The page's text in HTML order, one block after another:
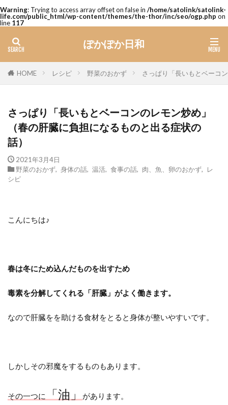
Warning: Trying to access array offset on false in /home/satolink/satolink-
life.com/public_html/wp-content/themes/the-thor/inc/seo/ogp.php on
line 117
ぽかぽか日和
HOME レシピ 野菜のおかず さっぱり「長いもとベーコ
さっぱり「長いもとベーコンのレモン炒め」
（春の肝臓に負担になるものと出る症状の
話）
2021年3月4日
野菜のおかず, 身体の話, 温活, 食事の話, 肉、魚、卵のおかず,
レ
シピ
こんにちは♪
春は冬にため込んだものを出すため
毒素を分解してくれる「肝臓」がよく働きます。
なので肝臓をを助ける食材をとると身体が整いやすいです。
しかしその邪魔をするものもあります。
その一つに 「油」 があります。